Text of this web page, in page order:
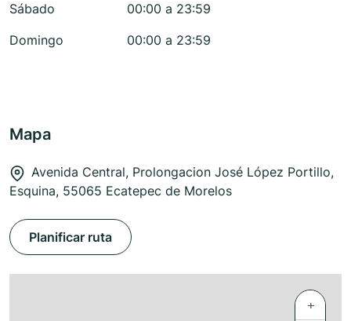
Sábado
00:00 a 23:59
Domingo
00:00 a 23:59
Mapa
Avenida Central, Prolongacion José López Portillo,
Esquina, 55065 Ecatepec de Morelos
Planificar ruta
+